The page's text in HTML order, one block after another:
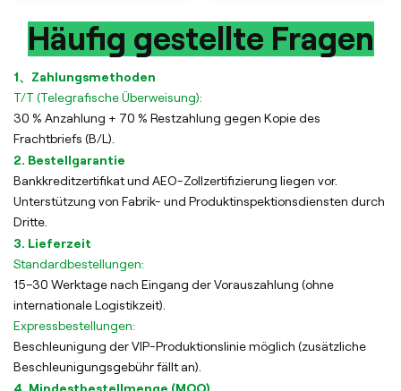
Häufig gestellte Fragen
1、Zahlungsmethoden
T/T (Telegrafische Überweisung):
30 % Anzahlung + 70 % Restzahlung gegen Kopie des
Frachtbriefs (B/L).
2. Bestellgarantie
Bankkreditzertifikat und AEO-Zollzertifizierung liegen vor.
Unterstützung von Fabrik- und Produktinspektionsdiensten durch
Dritte.
3. Lieferzeit
Standardbestellungen:
15–30 Werktage nach Eingang der Vorauszahlung (ohne
internationale Logistikzeit).
Expressbestellungen:
Beschleunigung der VIP-Produktionslinie möglich (zusätzliche
Beschleunigungsgebühr fällt an).